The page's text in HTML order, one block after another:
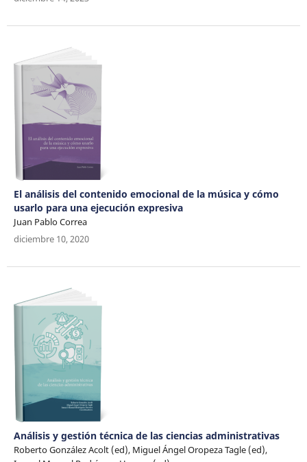
El análisis del contenido emocional de la música y cómo
usarlo para una ejecución expresiva
Juan Pablo Correa
diciembre 10, 2020
Análisis y gestión técnica de las ciencias administrativas
Roberto González Acolt (ed), Miguel Ángel Oropeza Tagle (ed),